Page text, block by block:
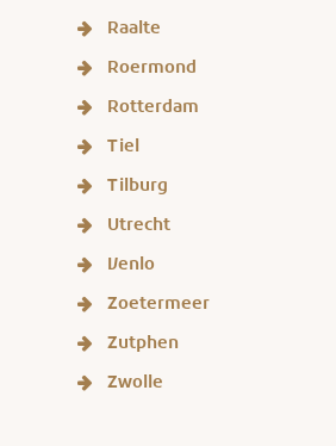
Raalte
Roermond
Rotterdam
Tiel
Tilburg
Utrecht
Venlo
Zoetermeer
Zutphen
Zwolle